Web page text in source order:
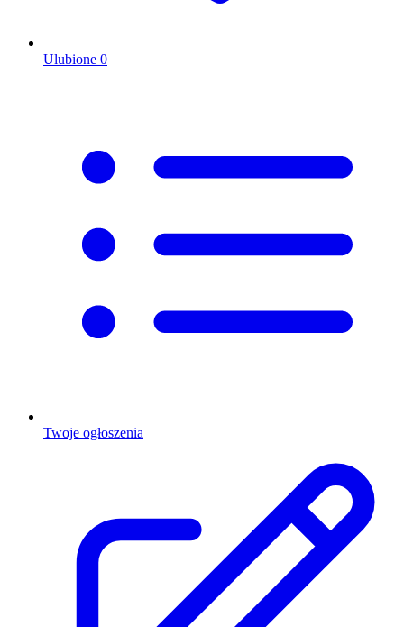
Ulubione 0
Twoje ogłoszenia